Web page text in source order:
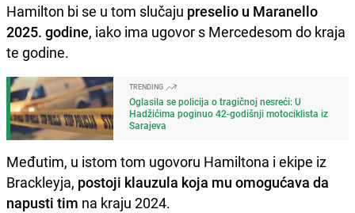
Hamilton bi se u tom slučaju preselio u Maranello
2025. godine, iako ima ugovor s Mercedesom do kraja
te godine.
TRENDING
Oglasila se policija o tragičnoj nesreći: U
Hadžićima poginuo 42-godišnji motociklista iz
Sarajeva
Međutim, u istom tom ugovoru Hamiltona i ekipe iz
Brackleyja, postoji klauzula koja mu omogućava da
napusti tim na kraju 2024.